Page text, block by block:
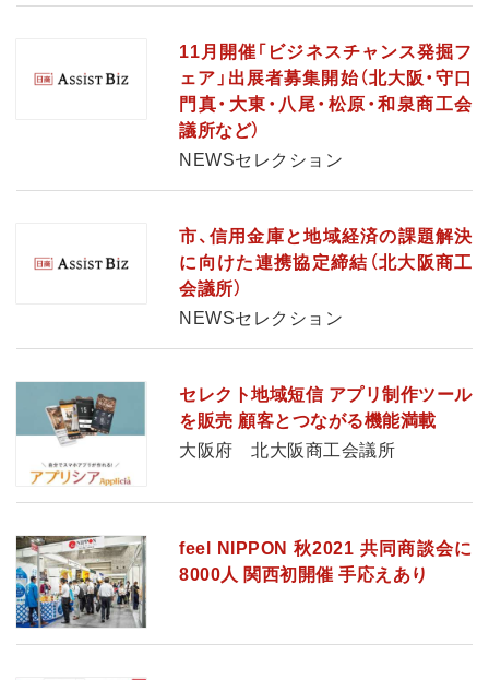
11月開催「ビジネスチャンス発掘フ
ェア」出展者募集開始（北大阪・守口
門真・大東・八尾・松原・和泉商工会
議所など）
NEWSセレクション
市、信用金庫と地域経済の課題解決
に向けた連携協定締結（北大阪商工
会議所）
NEWSセレクション
セレクト地域短信 アプリ制作ツール
を販売 顧客とつながる機能満載
大阪府 北大阪商工会議所
feel NIPPON 秋2021 共同商談会に
8000人 関西初開催 手応えあり